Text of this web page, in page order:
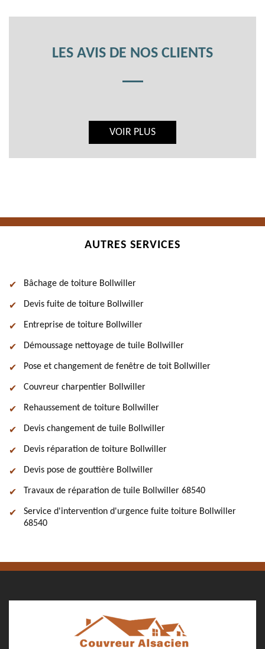
LES AVIS DE NOS CLIENTS
VOIR PLUS
AUTRES SERVICES
Bâchage de toiture Bollwiller
Devis fuite de toiture Bollwiller
Entreprise de toiture Bollwiller
Démoussage nettoyage de tuile Bollwiller
Pose et changement de fenêtre de toit Bollwiller
Couvreur charpentier Bollwiller
Rehaussement de toiture Bollwiller
Devis changement de tuile Bollwiller
Devis réparation de toiture Bollwiller
Devis pose de gouttière Bollwiller
Travaux de réparation de tuile Bollwiller 68540
Service d'intervention d'urgence fuite toiture Bollwiller
68540